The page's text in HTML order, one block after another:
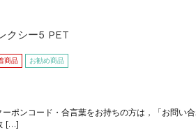
クシー5 PET
商品 お勧め商品
ーポンコード・合言葉をお持ちの方は，「お問い
[…]